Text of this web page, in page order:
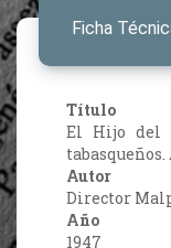
Ficha
Título
El Hijo del
Autor
Director
Año
1947